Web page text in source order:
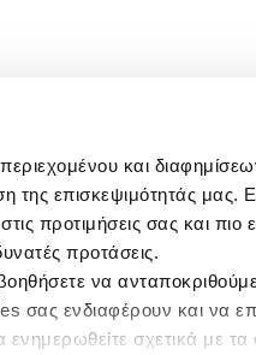
και
επισκεψιμότητάς μας.
προτιμήσεις σας και πιο
προτάσεις.
βοηθήσετε να
σας ενδιαφέρουν και να
ενημερωθείτε σχετικά με